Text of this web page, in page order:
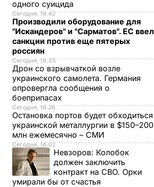
одного суицида
Сегодня, 16.42
Производили оборудование для
"Искандеров" и "Сарматов". ЕС ввел
санкции против еще пятерых
россиян
Сегодня, 16.35
Дрон со взрывчаткой возле
украинского самолета. Германия
опровергла сообщения о
боеприпасах
Сегодня, 16.26
Остановка портов будет обходиться
украинской металлургии в $150–200
млн ежемесячно – СМИ
Сегодня, 16.02
Невзоров: Колобок
должен заключить
контракт на СВО. Орки
умирали бы от счастья